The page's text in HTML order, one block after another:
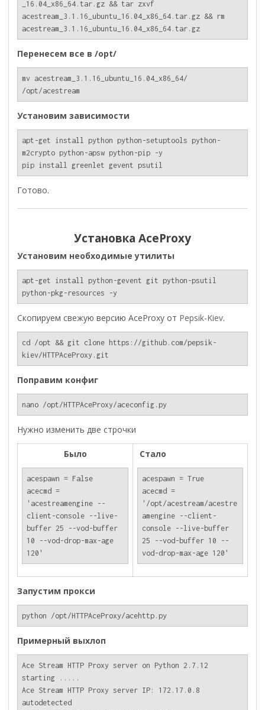
_16.04_x86_64.tar.gz && tar zxvf
acestream_3.1.16_ubuntu_16.04_x86_64.tar.gz && rm
acestream_3.1.16_ubuntu_16.04_x86_64.tar.gz
Перенесем все в /opt/
mv acestream_3.1.16_ubuntu_16.04_x86_64/
/opt/acestream
Установим зависимости
apt-get install python python-setuptools python-
m2crypto python-apsw python-pip -y
pip install greenlet gevent psutil
Готово.
Установка AceProxy
Установим необходимые утилиты
apt-get install python-gevent git python-psutil
python-pkg-resources -y
Скопируем свежую версию AceProxy от Pepsik-Kiev.
cd /opt && git clone https://github.com/pepsik-
kiev/HTTPAceProxy.git
Поправим конфиг
Нужно изменить две строчки
Было
acespawn = False
acecmd =
'acestreamengine --
client-console --live-
buffer 25 --vod-buffer
10 --vod-drop-max-age
Стало
acespawn = True
acecmd =
'/opt/acestream/acestre
amengine --client-
console --live-buffer
25 --vod-buffer 10 --
Запустим прокси
python /opt/HTTPAceProxy/acehttp.py
Примерный выхлоп
Ace Stream HTTP Proxy server on Python 2.7.12
starting .....
Ace Stream HTTP Proxy server IP: 172.17.0.8
autodetected